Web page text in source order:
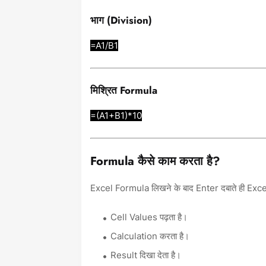
भाग (Division)
=A1/B1
मिश्रित Formula
=(A1+B1)*10
Formula कैसे काम करता है?
Excel Formula लिखने के बाद Enter दबाते ही
Cell Values पढ़ता है।
Calculation करता है।
Result दिखा देता है।